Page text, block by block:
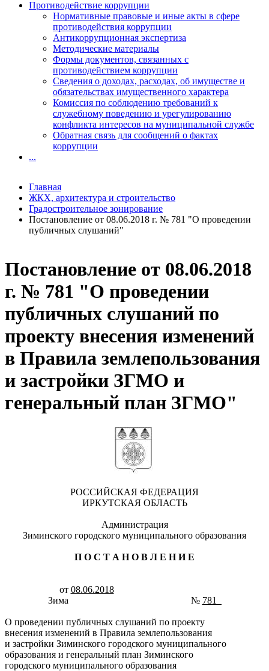
Постановление от 08.06.2018
г. № 781 "О проведении
публичных слушаний по
проекту внесения изменений
в Правила землепользования
и застройки ЗГМО и
генеральный план ЗГМО"
РОССИЙСКАЯ ФЕДЕРАЦИЯ
ИРКУТСКАЯ ОБЛАСТЬ
Администрация
Зиминского городского муниципального образования
П О С Т А Н О В Л Е Н И Е
от 08.06.2018
Зима № 781_
О проведении публичных слушаний по проекту
внесения изменений в Правила землепользования
и застройки Зиминского городского муниципального
образования и генеральный план Зиминского
городского муниципального образования
Противодействие коррупции
Нормативные правовые и иные акты в сфере
противодействия коррупции
Антикоррупционная экспертиза
Методические материалы
Формы документов, связанных с
противодействием коррупции
Сведения о доходах, расходах, об имуществе и
обязательствах имущественного характера
Комиссия по соблюдению требований к
служебному поведению и урегулированию
конфликта интересов на муниципальной службе
Обратная связь для сообщений о фактах
коррупции
...
Главная
ЖКХ, архитектура и строительство
Градостроительное зонирование
Постановление от 08.06.2018 г. № 781 "О проведении
публичных слушаний"